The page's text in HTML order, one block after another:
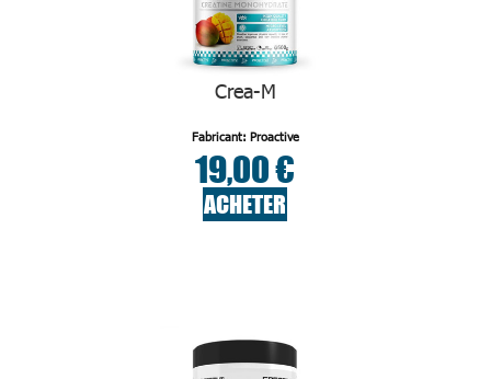
Crea-M
Fabricant: Proactive
19,00 €
ACHETER